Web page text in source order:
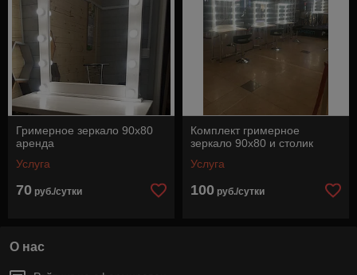
Гримерное зеркало 90х80
аренда
Услуга
70 руб./сутки
Комплект гримерное
зеркало 90х80 и столик
Услуга
100 руб./сутки
О нас